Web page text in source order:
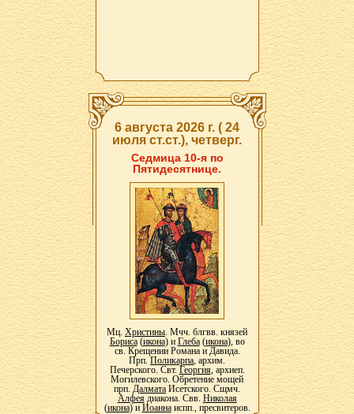
6 августа 2026 г. ( 24
июля ст.ст.), четверг.
Седмица 10-я по
Пятидесятнице.
Мц. Христины. Мчч. блгвв. князей
Бориса(икона) и Глеба(икона), во
св. Крещении Романа и Давида.
Прп. Поликарпа, архим.
Печерского. Свт. Георгия, архиеп.
Могилевского. Обретение мощей
прп. Далмата Исетского. Сщмч.
Алфеядиакона. Свв. Николая
(икона) и Иоаннаиспп., пресвитеров.